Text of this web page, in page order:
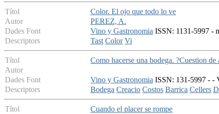
Títol
Color. El ojo que todo lo ve
Autor
PEREZ, A.
Dades Font
Vino y Gastronomia ISSN: 1131-5997 -
Descriptors
Tast Color Vi
Títol
Como hacerse una bodega. ?Cuestion
Autor
Dades Font
Vino y Gastronomia ISSN: 131-5997 - -
Descriptors
Bodega Creacio Costos Barrica Cellers
Títol
Cuando el placer se rompe